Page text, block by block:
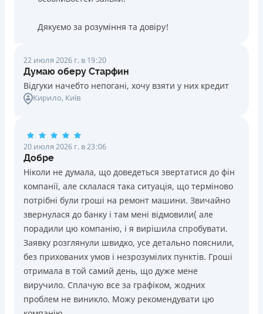
Дякуємо за розуміння та довіру!
22 июля 2026 г. в 19:20
Думаю оберу Старфин
Відгуки начебто непогані, хочу взяти у них кредит
Кирило, Київ
20 июля 2026 г. в 23:06
Добре
Ніколи не думала, що доведеться звертатися до фін
компанії, але склалася така ситуація, що терміново
потрібні були гроші на ремонт машини. Звичайно
звернулася до банку і там мені відмовили( але
порадили цю компанію, і я вирішила спробувати.
Заявку розглянули швидко, усе детально пояснили,
без прихованих умов і незрозумілих пунктів. Гроші
отримала в той самий день, що дуже мене
виручило. Сплачую все за графіком, жодних
проблем не виникло. Можу рекомендувати цю